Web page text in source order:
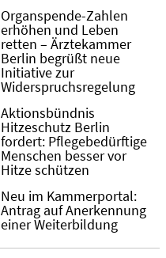
Organspende-Zahlen
erhöhen und Leben
retten – Ärztekammer
Berlin begrüßt neue
Initiative zur
Widerspruchsregelung
Aktionsbündnis
Hitzeschutz Berlin
fordert: Pflegebedürftige
Menschen besser vor
Hitze schützen
Neu im Kammerportal:
Antrag auf Anerkennung
einer Weiterbildung